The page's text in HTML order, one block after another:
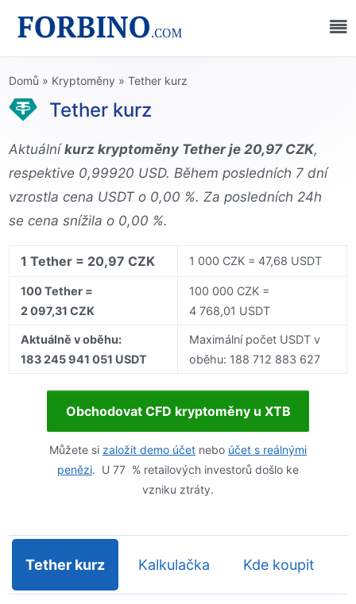
Domů » Kryptoměny » Tether kurz
Tether kurz
Aktuálníkurz kryptoměny Tether je 20,97 CZK,
respektive 0,99920 USD. Během posledních 7 dní
vzrostla cena USDT o 0,00 %. Za posledních 24h
se cena snížila o 0,00 %.
1 Tether = 20,97 CZK 1 000 CZK = 47,68 USDT
100 Tether =
2 097,31 CZK
100 000 CZK =
4 768,01 USDT
Aktuálně v oběhu:
183 245 941 051 USDT
Maximální počet USDT v
oběhu: 188 712 883 627
Obchodovat CFD kryptoměny u XTB
Můžete si založit demo účet nebo účet s reálnými
penězi. U 77 % retailových investorů došlo ke
vzniku ztráty.
Tether kurz Kalkulačka Kde koupit